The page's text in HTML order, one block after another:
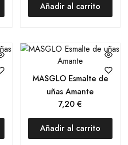
Añadir al carrito
MASGLO Esmalte de
uñas Amante
7,20 €
Añadir al carrito